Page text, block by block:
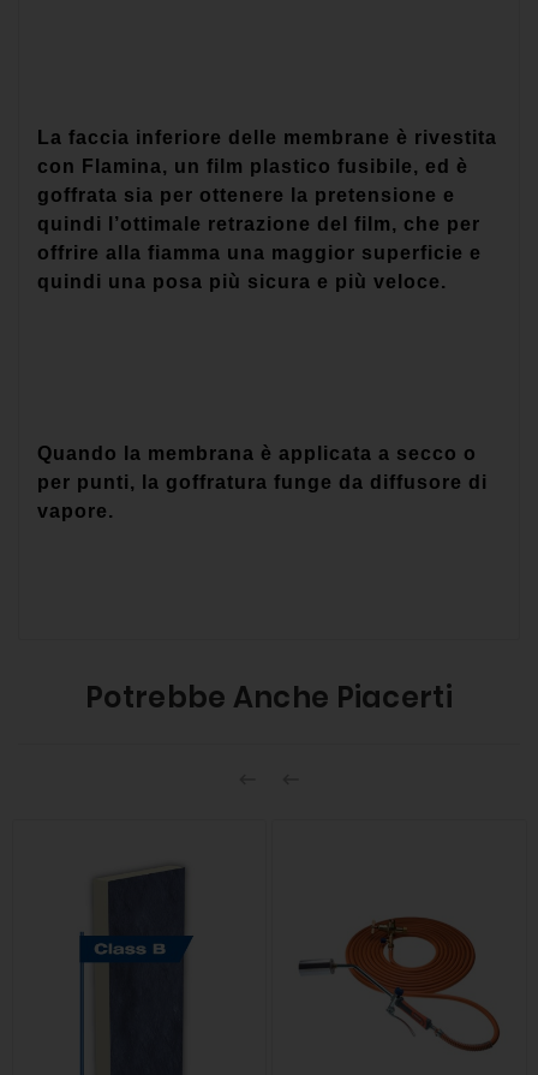
La faccia inferiore delle membrane è rivestita
con Flamina, un film plastico fusibile, ed è
goffrata sia per ottenere la pretensione e
quindi l’ottimale retrazione del film, che per
offrire alla fiamma una maggior superficie e
quindi una posa più sicura e più veloce.
Quando la membrana è applicata a secco o
per punti, la goffratura funge da diffusore di
vapore.
Potrebbe Anche Piacerti